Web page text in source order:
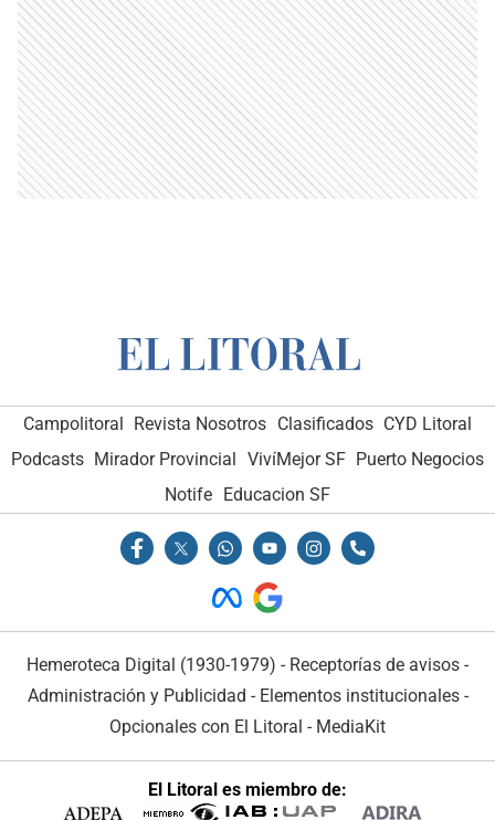
Campolitoral Revista Nosotros Clasificados CYD Litoral
Podcasts Mirador Provincial VivíMejor SF Puerto Negocios
Notife Educacion SF
Hemeroteca Digital (1930-1979) - Receptorías de avisos -
Administración y Publicidad - Elementos institucionales-
Opcionales con El Litoral - MediaKit
El Litoral es miembro de: